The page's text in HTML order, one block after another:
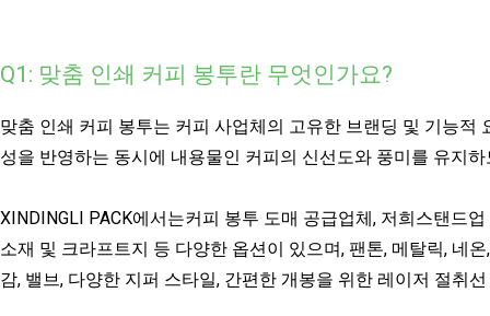
Q1: 맞춤 인쇄 커피 봉투란 무엇인가요?
맞춤 인쇄 커피 봉투는 커피 사업체의 고유한 브랜딩 및 기능
성을 반영하는 동시에 내용물인 커피의 신선도와 풍미를 유지
XINDINGLI PACK에서는커피 봉투 도매 공급업체, 저희스탠드
소재 및 크라프트지 등 다양한 옵션이 있으며, 팬톤, 메탈릭, 네
감, 밸브, 다양한 지퍼 스타일, 간편한 개봉을 위한 레이저 절취